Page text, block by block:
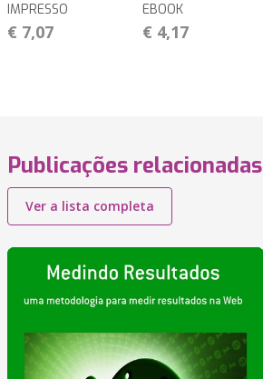
IMPRESSO
€ 7,07
EBOOK
€ 4,17
Publicações relacionadas
Ver a lista completa